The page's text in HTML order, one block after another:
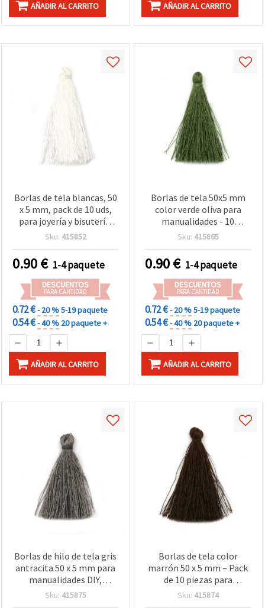
AÑADIR AL CARRITO AÑADIR AL CARRITO
Borlas de tela blancas, 50
x 5 mm, pack de 10 uds,
para joyería y bisutería:
pendientes, llaveros,
decoración DIY
Sku: 415852
0.90€ 1-4 paquete
DESCUENTOS
PARA CANTIDAD
0.72 €- 20 %5-19 paquete
0.54 €- 40 % 20 paquete +
AÑADIR AL CARRITO
Borlas de tela 50x5 mm
color verde oliva para
manualidades - 10
unidades
Sku: 415865
0.90€ 1-4 paquete
DESCUENTOS
PARA CANTIDAD
0.72 €- 20 %5-19 paquete
0.54 €- 40 % 20 paquete +
AÑADIR AL CARRITO
Borlas de hilo de tela gris
antracita 50 x 5 mm para
manualidades DIY,
bisutería, llaveros y
Sku: 415875
Borlas de tela color
marrón 50 x 5 mm – Pack
de 10 piezas para
manualidades y bisutería
Sku: 415874